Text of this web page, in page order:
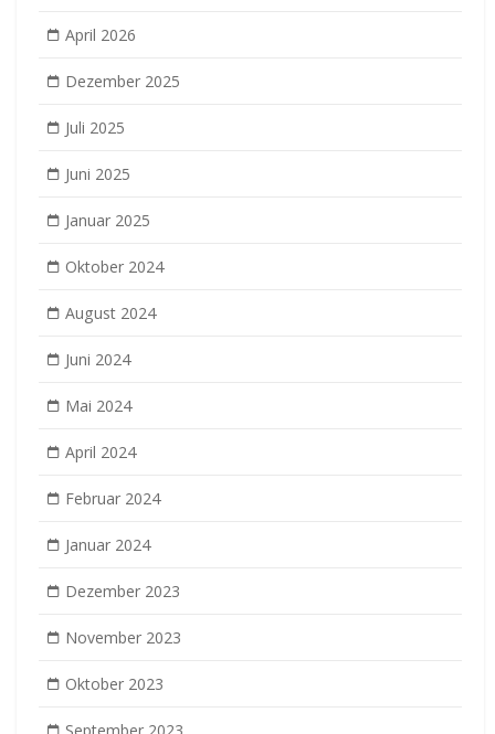
April 2026
Dezember 2025
Juli 2025
Juni 2025
Januar 2025
Oktober 2024
August 2024
Juni 2024
Mai 2024
April 2024
Februar 2024
Januar 2024
Dezember 2023
November 2023
Oktober 2023
September 2023